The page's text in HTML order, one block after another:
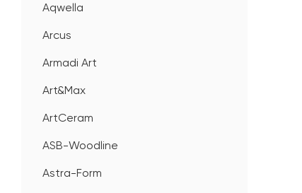
Aqwella
Arcus
Armadi Art
Art&Max
ArtCeram
ASB-Woodline
Astra-Form